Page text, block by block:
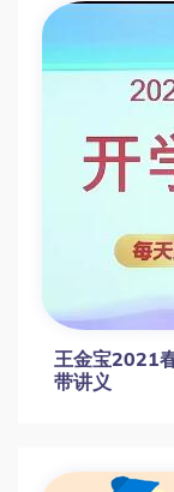
王金宝2021
带讲义